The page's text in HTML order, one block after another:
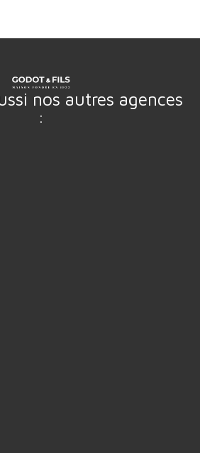
nos autres agences
: